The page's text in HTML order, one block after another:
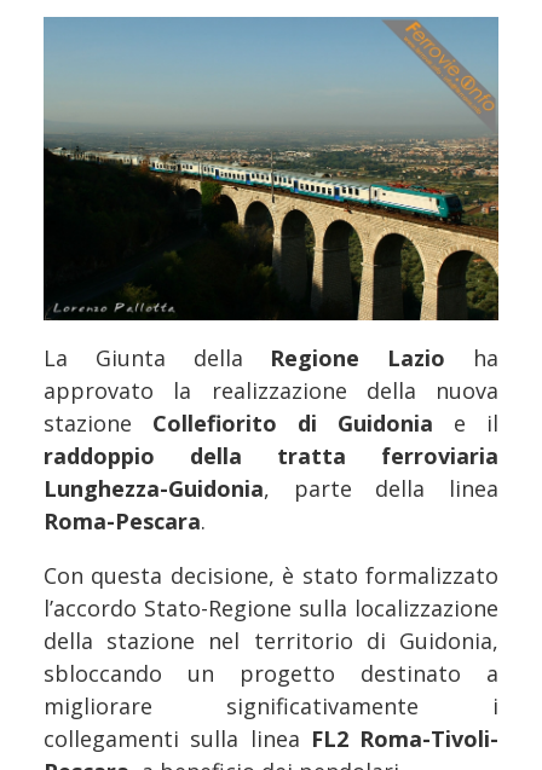
La Giunta della Regione Lazio ha
approvato la realizzazione della nuova
stazione Collefiorito di Guidonia e il
raddoppio della tratta ferroviaria
Lunghezza-Guidonia, parte della linea
Roma-Pescara.
Con questa decisione, è stato formalizzato
l’accordo Stato-Regione sulla localizzazione
della stazione nel territorio di Guidonia,
sbloccando un progetto destinato a
migliorare significativamente i
collegamenti sulla linea FL2 Roma-Tivoli-